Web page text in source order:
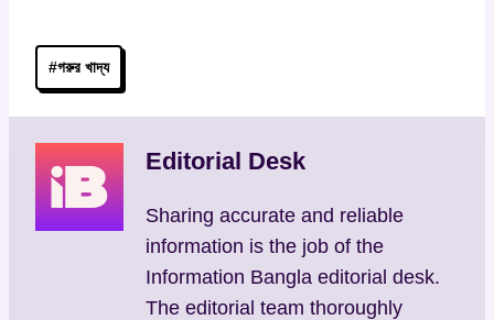
Post
Tags:
#গরুর খাদ্য
Editorial Desk
Sharing accurate and reliable
information is the job of the
Information Bangla editorial desk.
The editorial team thoroughly